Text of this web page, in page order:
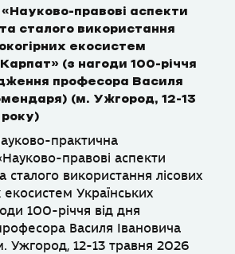
правові аспекти
сталого використання
екосистем
(з нагоди 100-річчя
професора Василя
(м. Ужгород, 12-13
практична
правові аспекти
сталого використання лісових
екосистем Українських
100-річчя від дня
Василя Івановича
Ужгород, 12-13 травня 2026